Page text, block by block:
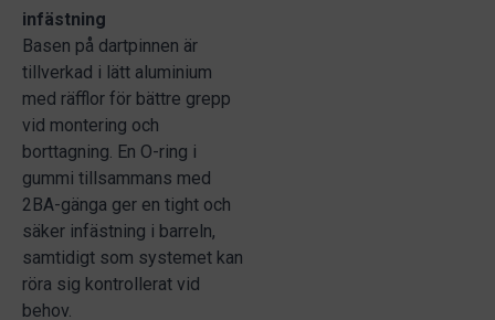
infästning
Basen på dartpinnen är
tillverkad i lätt aluminium
med räfflor för bättre grepp
vid montering och
borttagning. En O-ring i
gummi tillsammans med
2BA-gänga ger en tight och
säker infästning i barreln,
samtidigt som systemet kan
röra sig kontrollerat vid
behov.